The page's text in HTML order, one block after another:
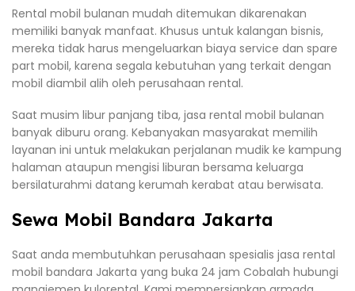
Rental mobil bulanan mudah ditemukan dikarenakan
memiliki banyak manfaat. Khusus untuk kalangan bisnis,
mereka tidak harus mengeluarkan biaya service dan spare
part mobil, karena segala kebutuhan yang terkait dengan
mobil diambil alih oleh perusahaan rental.
Saat musim libur panjang tiba, jasa rental mobil bulanan
banyak diburu orang. Kebanyakan masyarakat memilih
layanan ini untuk melakukan perjalanan mudik ke kampung
halaman ataupun mengisi liburan bersama keluarga
bersilaturahmi datang kerumah kerabat atau berwisata.
Sewa Mobil Bandara Jakarta
Saat anda membutuhkan perusahaan spesialis jasa rental
mobil bandara Jakarta yang buka 24 jam Cobalah hubungi